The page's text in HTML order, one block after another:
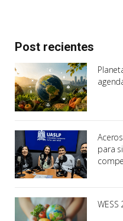
Post recientes
para